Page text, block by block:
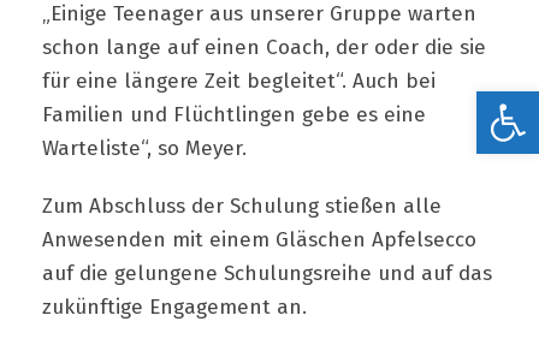
„Einige Teenager aus unserer Gruppe warten
schon lange auf einen Coach, der oder die sie
für eine längere Zeit begleitet“. Auch bei
Familien und Flüchtlingen gebe es eine
Warteliste“, so Meyer.
Zum Abschluss der Schulung stießen alle
Anwesenden mit einem Gläschen Apfelsecco
auf die gelungene Schulungsreihe und auf das
zukünftige Engagement an.
Werkzeugleiste öffnen